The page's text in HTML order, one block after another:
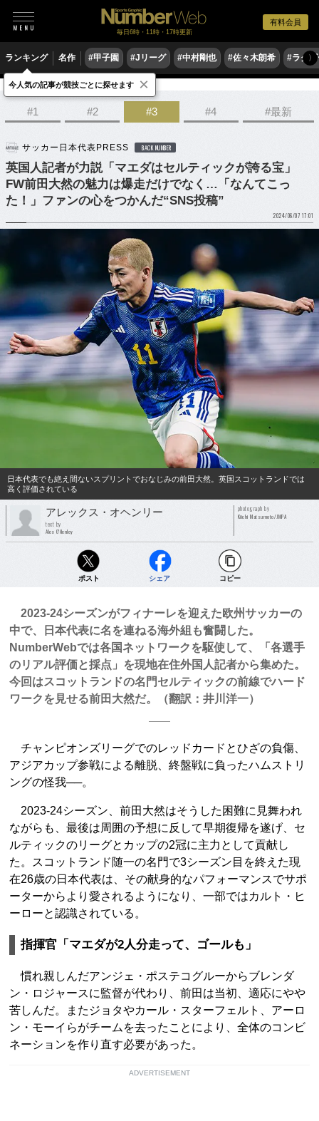
有料会員
毎日6時・11時・17時更新
ランキング 名作 #甲子園 #Jリーグ #中村剛也 #佐々木朗希 #ラグ〉
サッカー サッカー日本代表
#1 #2 #3 #4 #最新
サッカー日本代表PRESS BACK NUMBER
英国人記者が力説「マエダはセルティックが誇る宝」
FW前田大然の魅力は爆走だけでなく…「なんてこっ
た！」ファンの心をつかんだ“SNS投稿”
2024/06/07 17:01
日本代表でも絶え間ないスプリントでおなじみの前田大然。英国スコットランドでは
高く評価されている
アレックス・オヘンリー
text by
Alex O’Henley
photograph by
Kiichi Matsumoto/JMPA
ポスト シェア コピー
2023-24シーズンがフィナーレを迎えた欧州サッカーの
中で、日本代表に名を連ねる海外組も奮闘した。
NumberWebでは各国ネットワークを駆使して、「各選手
のリアル評価と採点」を現地在住外国人記者から集めた。
今回はスコットランドの名門セルティックの前線でハード
ワークを見せる前田大然だ。（翻訳：井川洋一）
チャンピオンズリーグでのレッドカードとひざの負傷、
アジアカップ参戦による離脱、終盤戦に負ったハムストリ
ングの怪我──。
2023-24シーズン、前田大然はそうした困難に見舞われ
ながらも、最後は周囲の予想に反して早期復帰を遂げ、セ
ルティックのリーグとカップの2冠に主力として貢献し
た。スコットランド随一の名門で3シーズン目を終えた現
在26歳の日本代表は、その献身的なパフォーマンスでサポ
ーターからより愛されるようになり、一部ではカルト・ヒ
ーローと認識されている。
指揮官「マエダが2人分走って、ゴールも」
慣れ親しんだアンジェ・ポステコグルーからブレンダ
ン・ロジャースに監督が代わり、前田は当初、適応にやや
苦しんだ。またジョタやカール・スターフェルト、アーロ
ン・モーイらがチームを去ったことにより、全体のコンビ
ネーションを作り直す必要があった。
ADVERTISEMENT
今人気の記事が競技ごとに探せます ×